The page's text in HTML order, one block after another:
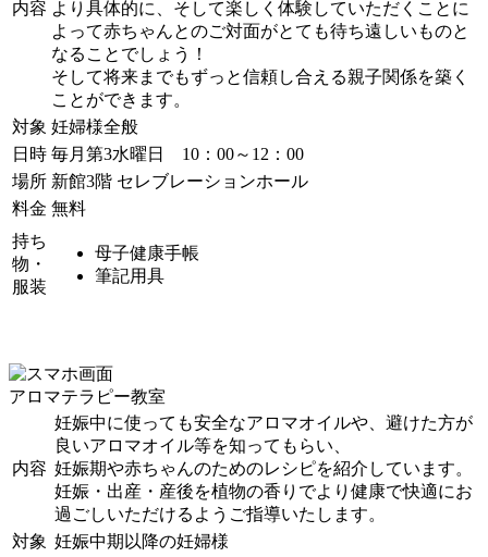
内容 より具体的に、そして楽しく体験していただくことに
よって赤ちゃんとのご対面がとても待ち遠しいものと
なることでしょう！
そして将来までもずっと信頼し合える親子関係を築く
ことができます。
対象 妊婦様全般
日時 毎月第3水曜日 10：00～12：00
場所 新館3階 セレブレーションホール
料金 無料
持ち
物・
服装
母子健康手帳
筆記用具
アロマテラピー教室
内容
妊娠中に使っても安全なアロマオイルや、避けた方が
良いアロマオイル等を知ってもらい、
妊娠期や赤ちゃんのためのレシピを紹介しています。
妊娠・出産・産後を植物の香りでより健康で快適にお
過ごしいただけるようご指導いたします。
対象 妊娠中期以降の妊婦様